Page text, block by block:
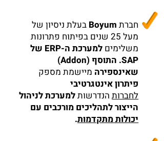
חברת Boyum בעלת ניסיון של
מעל 25 שנים בפיתוח פתרונות
משלימים
למערכת ה-ERP של
SAP. התוסף (Addon)
שאינספירה מיישמת מספק
פיתרון אינטגרטיבי
לחברות הנדרשותלמערכת לניהול
הייצור לתהליכים מורכבים עם
יכולות מתקדמות.